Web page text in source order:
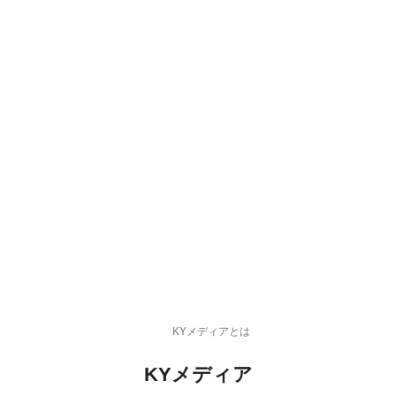
KYメディアとは
KYメディア